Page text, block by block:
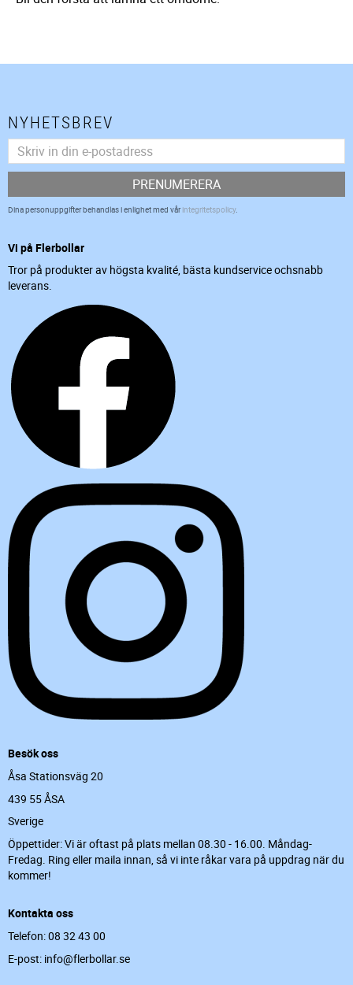
NYHETSBREV
PRENUMERERA
Dina personuppgifter behandlas i enlighet med vårintegritetspolicy.
Vi på Flerbollar
Tror på produkter av högsta kvalité, bästa kundservice ochsnabb
leverans.
Besök oss
Åsa Stationsväg 20
439 55 ÅSA
Sverige
Öppettider: Vi är oftast på plats mellan 08.30 - 16.00. Måndag-
Fredag. Ring eller maila innan, så vi inte råkar vara på uppdrag när du
kommer!
Kontakta oss
Telefon: 08 32 43 00
E-post: info@flerbollar.se